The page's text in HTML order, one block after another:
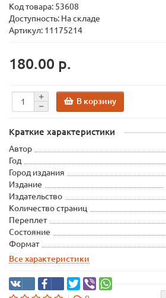
Код товара: 53608
Доступность: На складе
Артикул: 11175214
180.00 р.
В корзину
Краткие характеристики
Автор
Год
Город издания
Издание
Издательство
Количество страниц
Переплет
Состояние
Формат
Все характеристики